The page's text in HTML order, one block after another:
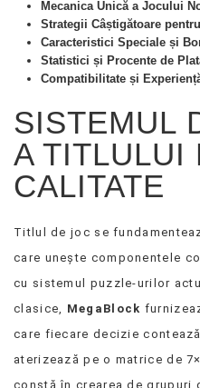
Mecanica Unică a Jocului
Strategii Câștigătoare
Caracteristici Speciale și
Statistici și Procente de
Compatibilitate și
SISTEMUL
A TITLULUI
CALITATE
Titlul de joc se
care unește componentele
cu sistemul puzzle-urilor
clasice, MegaBlock
care fiecare decizie
aterizează pe o matrice de
constă în crearea de grupuri